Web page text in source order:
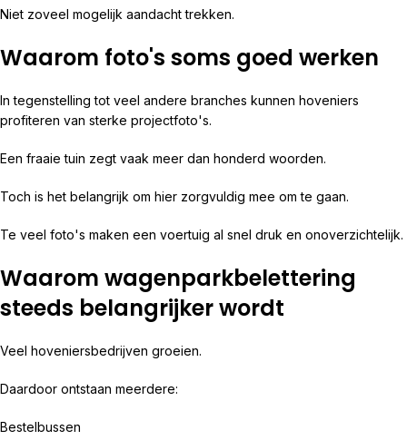
Niet zoveel mogelijk aandacht trekken.
Waarom foto's soms goed werken
In tegenstelling tot veel andere branches kunnen hoveniers
profiteren van sterke projectfoto's.
Een fraaie tuin zegt vaak meer dan honderd woorden.
Toch is het belangrijk om hier zorgvuldig mee om te gaan.
Te veel foto's maken een voertuig al snel druk en onoverzichtelijk.
Waarom wagenparkbelettering
steeds belangrijker wordt
Veel hoveniersbedrijven groeien.
Daardoor ontstaan meerdere:
Bestelbussen